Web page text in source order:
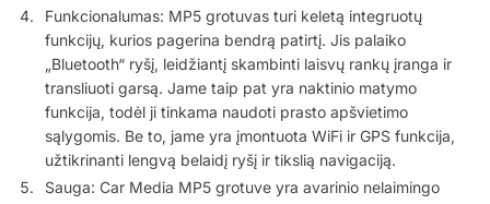
Funkcionalumas: MP5 grotuvas turi keletą integruotų
funkcijų, kurios pagerina bendrą patirtį. Jis palaiko
„Bluetooth“ ryšį, leidžiantį skambinti laisvų rankų įranga ir
transliuoti garsą. Jame taip pat yra naktinio matymo
funkcija, todėl ji tinkama naudoti prasto apšvietimo
sąlygomis. Be to, jame yra įmontuota WiFi ir GPS funkcija,
užtikrinanti lengvą belaidį ryšį ir tikslią navigaciją.
Sauga: Car Media MP5 grotuve yra avarinio nelaimingo